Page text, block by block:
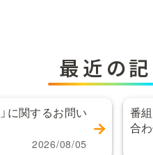
最近の
に関するお問い
2026/08/05
番
合